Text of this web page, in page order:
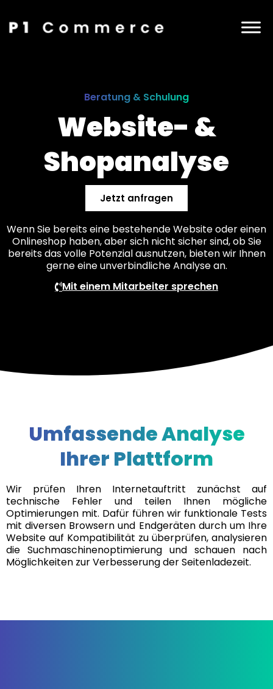
Beratung & Schulung
Website- &
Shopanalyse
Jetzt anfragen
Wenn Sie bereits eine bestehende Website oder einen
Onlineshop haben, aber sich nicht sicher sind, ob Sie
bereits das volle Potenzial ausnutzen, bieten wir Ihnen
gerne eine unverbindliche Analyse an.
Mit einem Mitarbeiter sprechen
Umfassende Analyse
Ihrer Plattform
Wir prüfen Ihren Internetauftritt zunächst auf
technische Fehler und teilen Ihnen mögliche
Optimierungen mit. Dafür führen wir funktionale Tests
mit diversen Browsern und Endgeräten durch um Ihre
Website auf Kompatibilität zu überprüfen, analysieren
die Suchmaschinenoptimierung und schauen nach
Möglichkeiten zur Verbesserung der Seitenladezeit.